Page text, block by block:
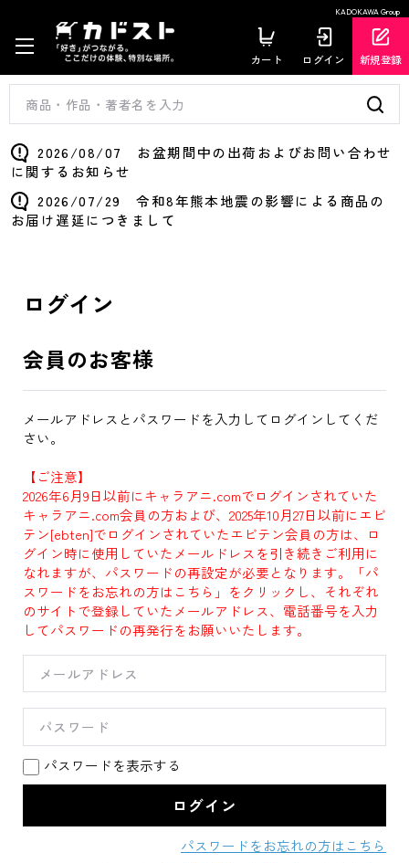
KADOKAWA Group
カート ログイン 新規登録
2026/08/07 お盆期間中の出荷およびお問い合わせ
に関するお知らせ
2026/07/29 令和8年熊本地震の影響による商品の
お届け遅延につきまして
ログイン
会員のお客様
メールアドレスとパスワードを入力してログインしてくだ
さい。
【ご注意】
2026年6月9日以前にキャラアニ.comでログインされていた
キャラアニ.com会員の方および、2025年10月27日以前にエビ
テン[ebten]でログインされていたエビテン会員の方は、ロ
グイン時に使用していたメールドレスを引き続きご利用に
なれますが、パスワードの再設定が必要となります。「パ
スワードをお忘れの方はこちら」をクリックし、それぞれ
のサイトで登録していたメールアドレス、電話番号を入力
してパスワードの再発行をお願いいたします。
パスワードを表示する
パスワードをお忘れの方はこちら